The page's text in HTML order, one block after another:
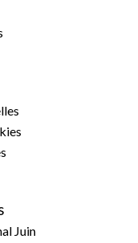
Juin